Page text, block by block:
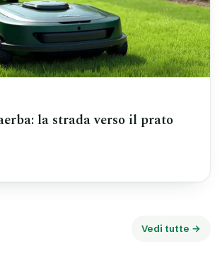
la strada verso il prato
Vedi tutte →